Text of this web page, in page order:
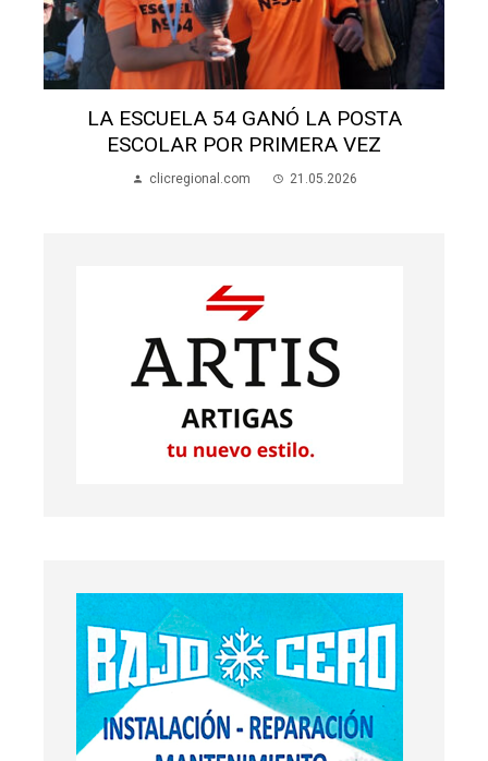
ESTE MIÉRCOLES SE CORRE LA 50ª
POSTA ESCOLAR
clicregional.com 21.05.2026